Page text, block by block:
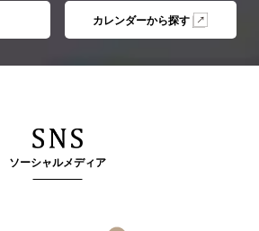
カレンダーから探す
ソーシャルメディア